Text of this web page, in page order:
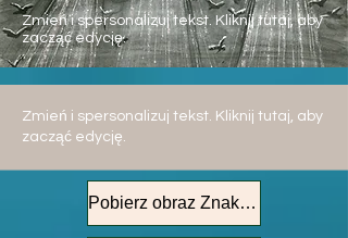
Zmień i spersonalizuj tekst. Kliknij tutaj, aby
zacząć edycję.
Zmień i spersonalizuj tekst. Kliknij tutaj, aby
zacząć edycję.
Pobierz obraz Znak na Niebie